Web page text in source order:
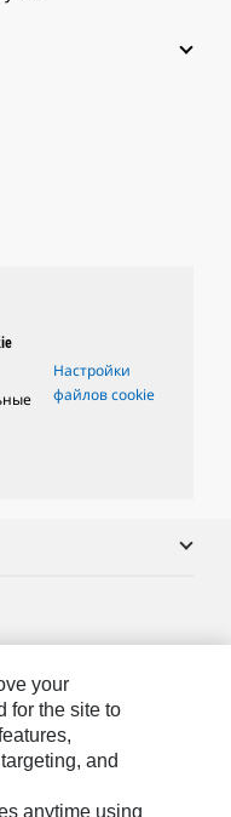
Настройки
файлов cookie
your
for the site to
and
anytime using